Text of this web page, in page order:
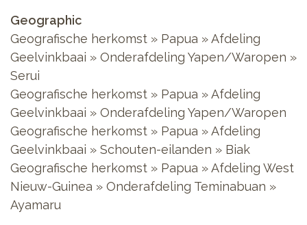
Geographic
Geografische herkomst » Papua » Afdeling
Geelvinkbaai » Onderafdeling Yapen/Waropen »
Serui
Geografische herkomst » Papua » Afdeling
Geelvinkbaai » Onderafdeling Yapen/Waropen
Geografische herkomst » Papua » Afdeling
Geelvinkbaai » Schouten-eilanden » Biak
Geografische herkomst » Papua » Afdeling West
Nieuw-Guinea » Onderafdeling Teminabuan »
Ayamaru